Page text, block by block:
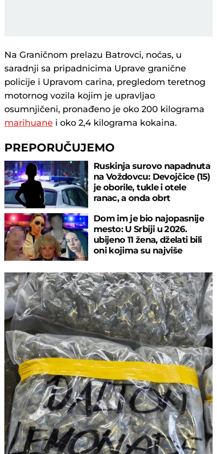
Na Graničnom prelazu Batrovci, noćas, u
saradnji sa pripadnicima Uprave granične
policije i Upravom carina, pregledom teretnog
motornog vozila kojim je upravljao
osumnjičeni, pronađeno je oko 200 kilograma
marihuane i oko 2,4 kilograma kokaina.
PREPORUČUJEMO
Ruskinja surovo napadnuta
na Voždovcu: Devojčice (15)
je oborile, tukle i otele
ranac, a onda obrt
Dom im je bio najopasnije
mesto: U Srbiji u 2026.
ubijeno 11 žena, dželati bili
oni kojima su najviše